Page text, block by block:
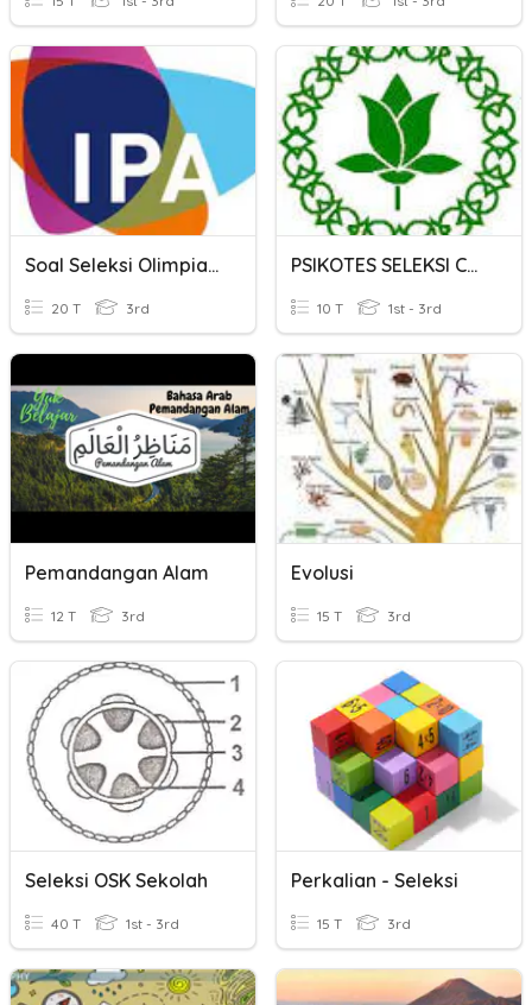
Soal Seleksi Olimpiade Ipa Kelas 3
20 T 3rd
PSIKOTES SELEKSI CALON PASKIBRA
10 T 1st - 3rd
Pemandangan Alam
12 T 3rd
Evolusi
15 T 3rd
Seleksi OSK Sekolah
40 T 1st - 3rd
Perkalian - Seleksi
15 T 3rd